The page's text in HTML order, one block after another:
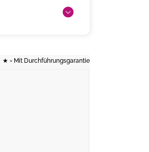
★ = Mit Durchführungsgarantie